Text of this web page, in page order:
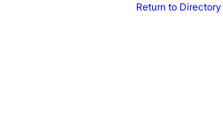
Return to Directory